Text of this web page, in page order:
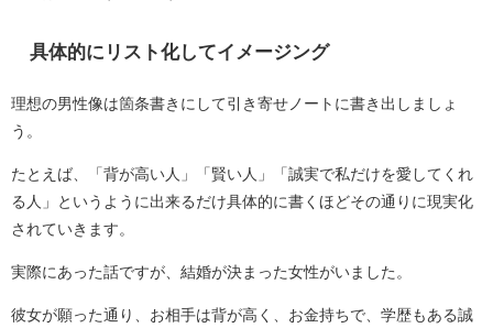
具体的にリスト化してイメージング
理想の男性像は箇条書きにして引き寄せノートに書き出しましょ
う。
たとえば、「背が高い人」「賢い人」「誠実で私だけを愛してくれ
る人」というように出来るだけ具体的に書くほどその通りに現実化
されていきます。
実際にあった話ですが、結婚が決まった女性がいました。
彼女が願った通り、お相手は背が高く、お金持ちで、学歴もある誠